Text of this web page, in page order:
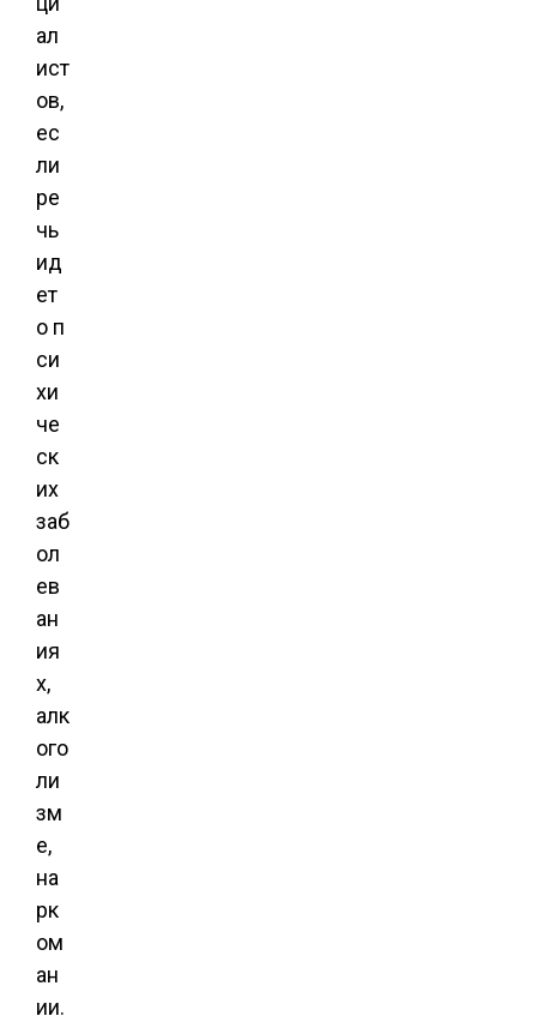
ал
ист
ов,
ес
ли
ре
чь
ид
ет
о п
си
хи
че
ск
их
заб
ол
ев
ан
ия
х,
алк
ого
ли
зм
е,
на
рк
ом
ан
ии.